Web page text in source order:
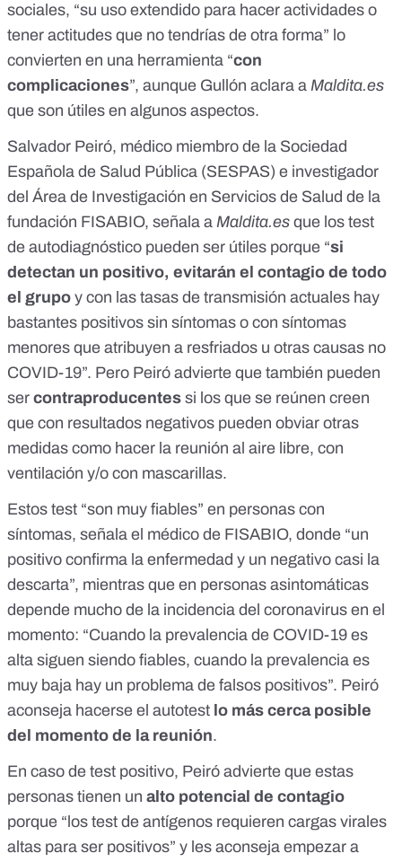
sociales, “su uso extendido para hacer actividades o
tener actitudes que no tendrías de otra forma” lo
convierten en una herramienta “con
complicaciones”, aunque Gullón aclara a Maldita.es
que son útiles en algunos aspectos.
Salvador Peiró, médico miembro de la Sociedad
Española de Salud Pública (SESPAS) e investigador
del Área de Investigación en Servicios de Salud de la
fundación FISABIO, señala a Maldita.es que los test
de autodiagnóstico pueden ser útiles porque “si
detectan un positivo, evitarán el contagio de todo
el grupo y con las tasas de transmisión actuales hay
bastantes positivos sin síntomas o con síntomas
menores que atribuyen a resfriados u otras causas no
COVID-19”. Pero Peiró advierte que también pueden
ser contraproducentes si los que se reúnen creen
que con resultados negativos pueden obviar otras
medidas como hacer la reunión al aire libre, con
ventilación y/o con mascarillas.
Estos test “son muy fiables” en personas con
síntomas, señala el médico de FISABIO, donde “un
positivo confirma la enfermedad y un negativo casi la
descarta”, mientras que en personas asintomáticas
depende mucho de la incidencia del coronavirus en el
momento: “Cuando la prevalencia de COVID-19 es
alta siguen siendo fiables, cuando la prevalencia es
muy baja hay un problema de falsos positivos”. Peiró
aconseja hacerse el autotest lo más cerca posible
del momento de la reunión.
En caso de test positivo, Peiró advierte que estas
personas tienen un alto potencial de contagio
porque “los test de antígenos requieren cargas virales
altas para ser positivos” y les aconseja empezar a